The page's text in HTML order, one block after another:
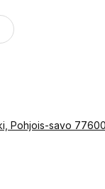
Pohjois-savo 77600